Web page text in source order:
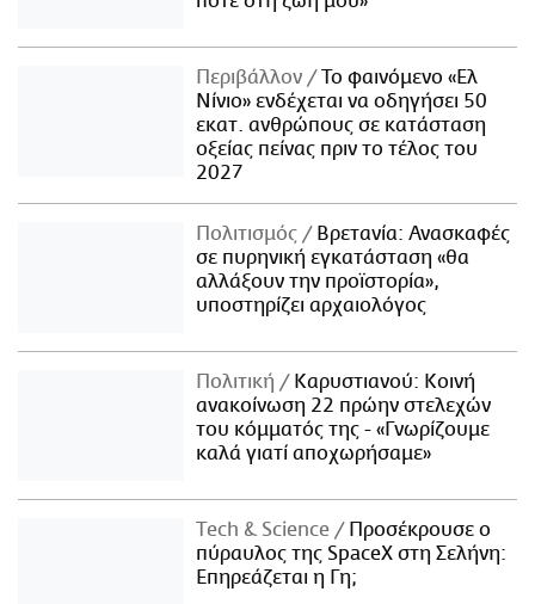
Περιβάλλον
Το φαινόμενο «Ελ
Νίνιο» ενδέχεται να οδηγήσει 50
εκατ. ανθρώπους σε κατάσταση
οξείας πείνας πριν το τέλος του
2027
Πολιτισμός
Βρετανία: Ανασκαφές
σε πυρηνική εγκατάσταση «θα
αλλάξουν την προϊστορία»,
υποστηρίζει αρχαιολόγος
Πολιτική
Καρυστιανού: Κοινή
ανακοίνωση 22 πρώην στελεχών
του κόμματός της - «Γνωρίζουμε
καλά γιατί αποχωρήσαμε»
Τech & Science
Προσέκρουσε ο
πύραυλος της SpaceX στη Σελήνη:
Επηρεάζεται η Γη;